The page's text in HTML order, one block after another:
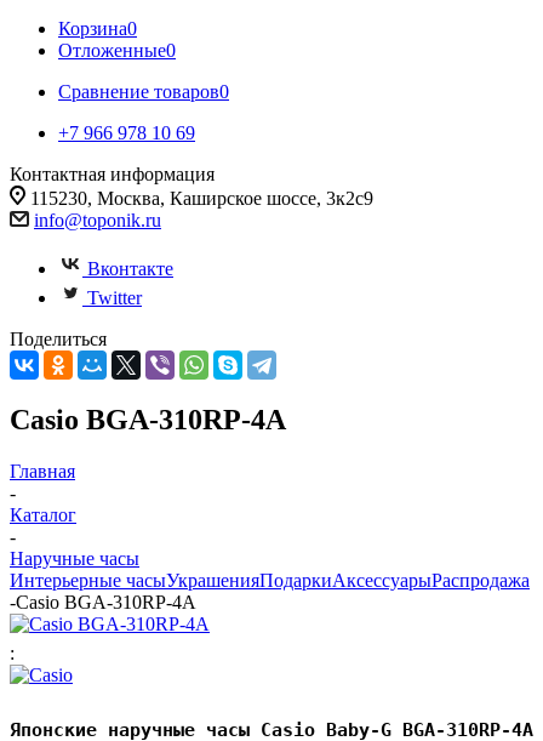
Корзина0
Отложенные0
Сравнение товаров0
+7 966 978 10 69
Контактная информация
115230, Москва, Каширское шоссе, 3к2с9
info@toponik.ru
Вконтакте
Twitter
Поделиться
Casio BGA-310RP-4A
Главная
-
Каталог
-
Наручные часы
Интерьерные часыУкрашенияПодаркиАксессуарыРаспродажа
-Casio BGA-310RP-4A
:
Японские наручные часы Casio Baby-G BGA-310RP-4A